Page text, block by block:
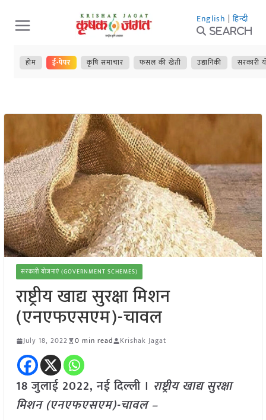
Skip
to
content
English | हिन्दी
Search
होम ई-पेपर कृषि समाचार फसल की खेती उद्यानिकी सरकारी
सरकारी योजनाएं (GOVERNMENT SCHEMES)
राष्ट्रीय खाद्य सुरक्षा मिशन
(एनएफएसएम)-चावल
July 18, 2022 0 min read Krishak Jagat
18 जुलाई 2022, नई दिल्ली । राष्ट्रीय खाद्य सुरक्षा
मिशन (एनएफएसएम)-चावल –